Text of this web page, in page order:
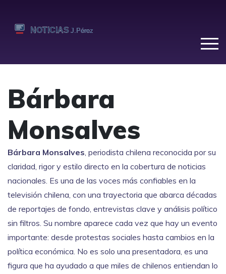
Bárbara
Monsalves
Bárbara Monsalves, periodista chilena reconocida por su
claridad, rigor y estilo directo en la cobertura de noticias
nacionales. Es una de las voces más confiables en la
televisión chilena, con una trayectoria que abarca décadas
de reportajes de fondo, entrevistas clave y análisis político
sin filtros. Su nombre aparece cada vez que hay un evento
importante: desde protestas sociales hasta cambios en la
política económica. No es solo una presentadora, es una
figura que ha ayudado a que miles de chilenos entiendan lo